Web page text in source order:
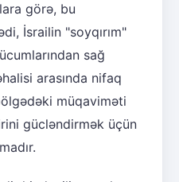
görə, bu
İsrailin "soyqırım"
sağ
arasında nifaq
müqaviməti
gücləndirmək üçün